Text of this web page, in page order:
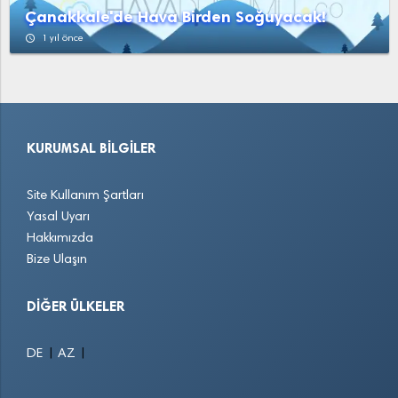
Çanakkale'de Hava Birden Soğuyacak!
access_time 1 yıl önce
KURUMSAL BILGILER
Site Kullanım Şartları
Yasal Uyarı
Hakkımızda
Bize Ulaşın
DIĞER ÜLKELER
DE AZ